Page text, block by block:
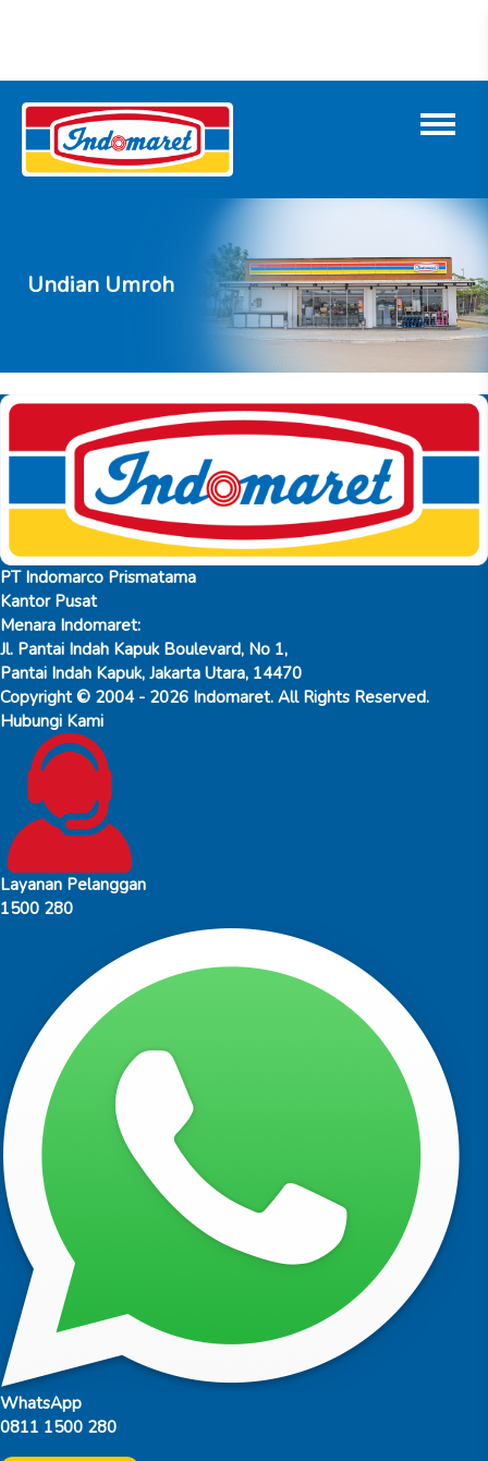
Undian Umroh
PT Indomarco Prismatama
Kantor Pusat
Menara Indomaret:
Jl. Pantai Indah Kapuk Boulevard, No 1,
Pantai Indah Kapuk, Jakarta Utara, 14470
Copyright © 2004 - 2026 Indomaret. All Rights Reserved.
Hubungi Kami
Layanan Pelanggan
1500 280
WhatsApp
0811 1500 280